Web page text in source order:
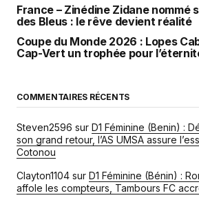
France – Zinédine Zidane nommé
des Bleus : le rêve devient réalité
Coupe du Monde 2026 : Lopes
Cap-Vert un trophée pour
COMMENTAIRES RÉCENTS
Steven2596 sur D1 Féminine (Benin) :
son grand retour, l’AS UMSA assure
Cotonou
Clayton1104 sur D1 Féminine (Bénin) :
affole les compteurs, Tambours FC